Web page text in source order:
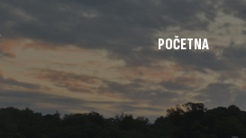
POČETNA